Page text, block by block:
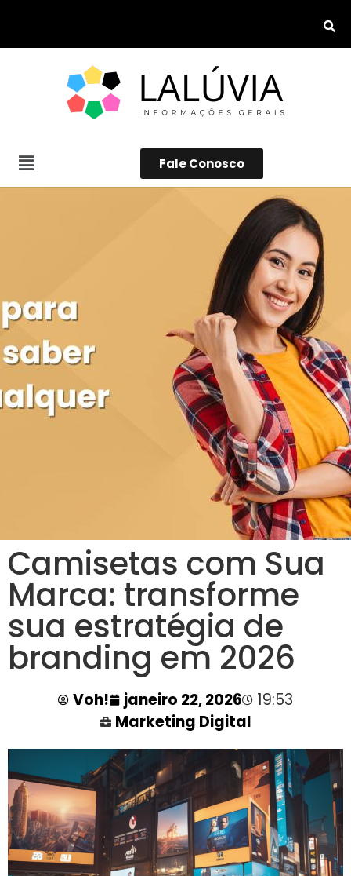
Fale Conosco
Camisetas com Sua
Marca: transforme
sua estratégia de
branding em 2026
Voh! janeiro 22, 2026
19:53
Marketing Digital